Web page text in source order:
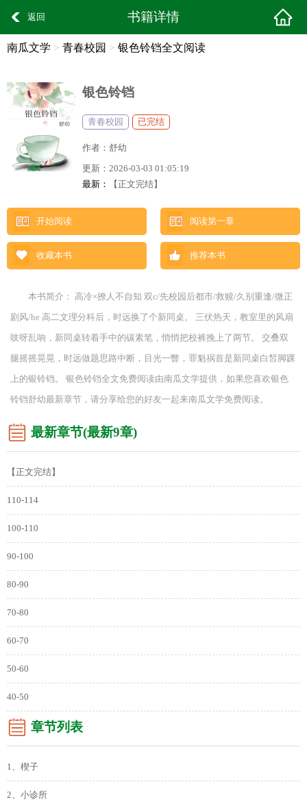
返回 书籍详情
南瓜文学 > 青春校园 > 银色铃铛全文阅读
银色铃铛
青春校园 已完结
作者： 舒幼
更新： 2026-03-03 01:05:19
最新：
【正文完结】
开始阅读 阅读第一章
收藏本书 推荐本书
本书简介： 高冷×撩人不自知 双c/先校园后都市/救赎/久别重逢/微正
剧风/he 高二文理分科后，时远换了个新同桌。 三伏热天，教室里的风扇
吱呀乱响，新同桌转着手中的碳素笔，悄悄把校裤挽上了两节。 交叠双
腿摇摇晃晃，时远做题思路中断，目光一瞥，罪魁祸首是新同桌白皙脚踝
上的银铃铛。 银色铃铛全文免费阅读由南瓜文学提供，如果您喜欢银色
铃铛舒幼最新章节，请分享给您的好友一起来南瓜文学免费阅读。
最新章节(最新9章)
【正文完结】
110-114
100-110
90-100
80-90
70-80
60-70
50-60
40-50
章节列表
1、楔子
2、小诊所